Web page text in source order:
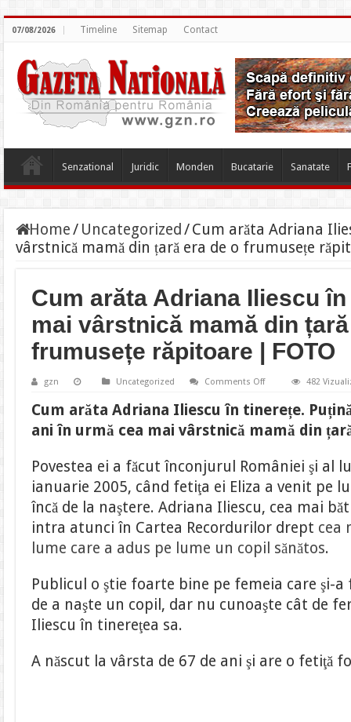
07/08/2026 Timeline Sitemap Contact
Senzational Juridic Monden Bucatarie Sanatate
Home/ Uncategorized /Cum arăta Adriana
vârstnică mamă din țară era de o frumusețe
Cum arăta Adriana Iliescu
mai vârstnică mamă din
frumusețe răpitoare | FOTO
gzn Uncategorized Comments Offon
Adriana
Iliescu
în
mai
vârstnică
mamă
din
țară
era
de
o
frumusețe
răpitoare
482
Cum arăta Adriana Iliescu în tinerețe.
ani în urmă cea mai vârstnică mamă din
Povestea ei a făcut înconjurul României şi al
ianuarie 2005, când fetiţa ei Eliza a venit pe
încă de la naştere. Adriana Iliescu, cea mai
intra atunci în Cartea Recordurilor drept cea
lume care a adus pe lume un copil sănătos.
Publicul o ştie foarte bine pe femeia care şi-
de a naşte un copil, dar nu cunoaşte cât de
Iliescu în tinereţea sa.
A născut la vârsta de 67 de ani şi are o fetiţă